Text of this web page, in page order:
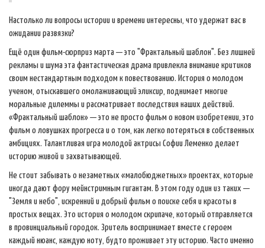
Настолько ли вопросы истории и времени интересны, что удержат вас в
ожидании развязки?
Ещё один фильм-сюрприз марта — это "Фрактальный шаблон". Без лишней
рекламы и шума эта фантастическая драма привлекла внимание критиков
своим нестандартным подходом к повествованию. История о молодом
ученом, отыскавшего омолаживающий эликсир, поднимает многие
моральные дилеммы и рассматривает последствия наших действий.
«Фрактальный шаблон» — это не просто фильм о новом изобретении, это
фильм о ловушках прогресса и о том, как легко потеряться в собственных
амбициях. Талантливая игра молодой актрисы Софии Леменко делает
историю живой и захватывающей.
Не стоит забывать о незаметных «малобюджетных» проектах, которые
иногда дают фору мейнстримным гигантам. В этом году один из таких —
"Земля и небо", искренний и добрый фильм о поиске себя и красоты в
простых вещах. Это история о молодом скрипаче, который отправляется
в провинциальный городок. Зритель воспринимает вместе с героем
каждый нюанс, каждую ноту, будто проживает эту историю. Часто именно